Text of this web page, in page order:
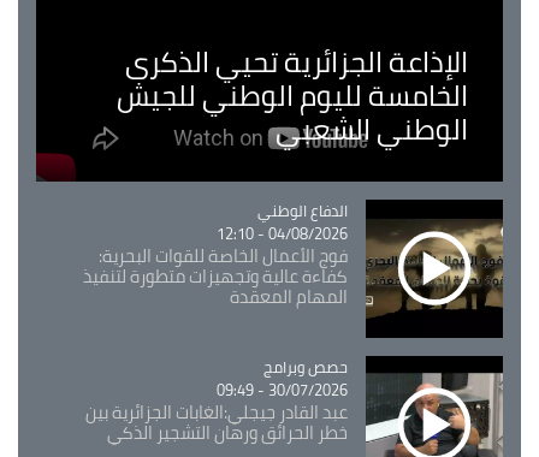
الإذاعة الجزائرية تحيي الذكرى
الخامسة لليوم الوطني للجيش
الوطني الشعبي
Catégorie
الدفاع الوطني
04/08/2026 - 12:10
فوج الأعمال الخاصة للقوات البحرية:
كفاءة عالية وتجهيزات متطورة لتنفيذ
المهام المعقدة
Catégorie
حصص وبرامج
30/07/2026 - 09:49
عبد القادر جيجلي:الغابات الجزائرية بين
خطر الحرائق ورهان التشجير الذكي